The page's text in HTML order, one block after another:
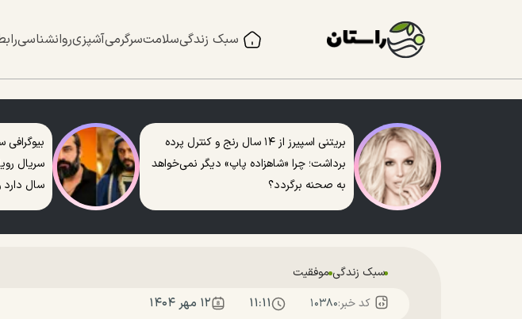
سبک زندگیسلامتسرگرمیآشپزیروانشناسی
بریتنی اسپیرز از ۱۴ سال رنج و کنترل پرده
برداشت؛ چرا «شاهزاده پاپ» دیگر نمی‌خواهد
به صحنه برگردد؟
سریال
سال
سبک زندگی موفقیت
کد خبر:۱۰۳۸۰ ۱۱:۱۱ ۱۲ مهر ۱۴۰۴